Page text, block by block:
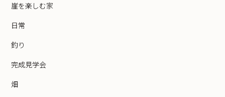
崖を楽しむ家
日常
釣り
完成見学会
畑